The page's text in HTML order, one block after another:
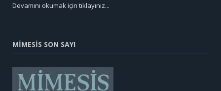
Devamını okumak için tıklayınız...
MİMESİS SON SAYI